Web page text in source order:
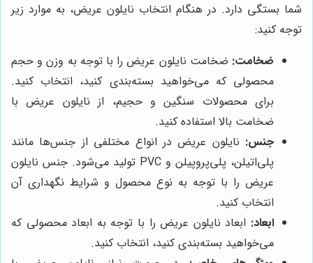
شما بستگی دارد. در هنگام انتخاب نایلون عریض، به موارد زیر
توجه کنید:
ضخامت: ضخامت نایلون عریض را با توجه به وزن و حجم
محصولی که می‌خواهید بسته‌بندی کنید، انتخاب کنید.
برای محصولات سنگین و حجیم، از نایلون عریض با
ضخامت بالا استفاده کنید.
جنس: نایلون عریض در انواع مختلفی از جنس‌ها مانند
پلی‌اتیلن، پلی‌پروپیلن و PVC تولید می‌شود. جنس نایلون
عریض را با توجه به نوع محصول و شرایط نگهداری آن
انتخاب کنید.
ابعاد: ابعاد نایلون عریض را با توجه به ابعاد محصولی که
می‌خواهید بسته‌بندی کنید، انتخاب کنید.